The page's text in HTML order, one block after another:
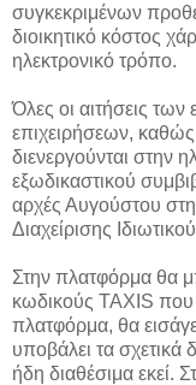
συγκεκριμένων
διοικητικό κόστος
ηλεκτρονικό τρόπο.
Όλες οι αιτήσεις
επιχειρήσεων,
διενεργούνται στην
εξωδικαστικού
αρχές Αυγούστου
Διαχείρισης
Στην πλατφόρμα θα
κωδικούς TAXIS που
πλατφόρμα, θα
υποβάλει τα σχετικά
ήδη διαθέσιμα εκεί.